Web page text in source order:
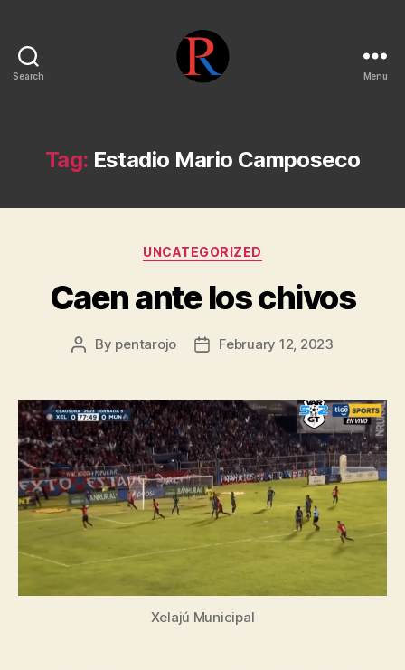
Search Menu
Tag: Estadio Mario Camposeco
Categories
UNCATEGORIZED
Caen ante los chivos
Post
By pentarojo
PostFebruary 12, 2023
Xelajú Municipal